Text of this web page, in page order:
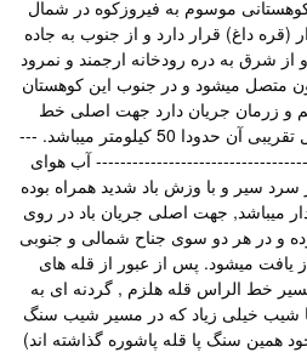
موسوم به فیروزکوه در شمال
(قره داغ) قرار دارد و از جنوب به جاده
و از شرق به دره رودخانه ارجمند و نمرود
متصل میشود و در جنوب این کوهستان
و زرمان جریان دارد جهت اصلی خط
الراس شرقی غربی بوده و طول تقریبی آن حدودا 50 کیلومتر میباشد. ---
آب هوای
سرد سیر و با وزش باد شدید همراه بوده
میباشد, جهت اصلی جریان باد در روی
و در هر دو سوی جناح شمالی و جنوبی
یافت میشود. پس از عبور از قله های
خط الراس قله هلزم , گردنه ای به
شیب خیلی زیاد که در مسیر شیب سنگ
همین سنگ پا قله پاشوره گذاشته اند)